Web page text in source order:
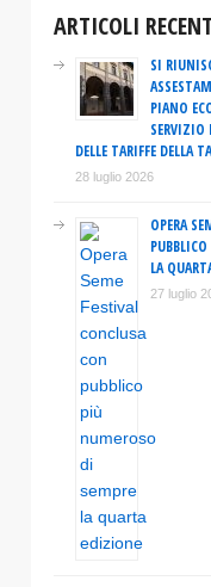
ARTICOLI
SI
PIANO
DELLE TARIFFE DELLA
28 luglio 2026
OPERA
LA
27 luglio